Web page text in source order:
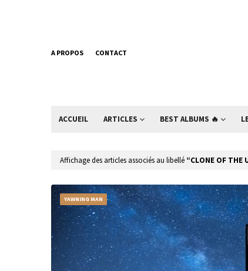
A PROPOS CONTACT
ACCUEIL ARTICLES BEST ALBUMS 🔥
Affichage des articles associés au libellé CLONE OF THE
YAWNING MAN